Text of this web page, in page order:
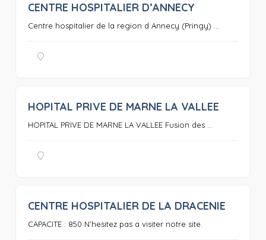
CENTRE HOSPITALIER D’ANNECY
Centre hospitalier de la region d Annecy (Pringy) ...
0
HOPITAL PRIVE DE MARNE LA VALLEE
HOPITAL PRIVE DE MARNE LA VALLEE Fusion des ...
0
CENTRE HOSPITALIER DE LA DRACENIE
CAPACITE : 850 N’hesitez pas a visiter notre site.